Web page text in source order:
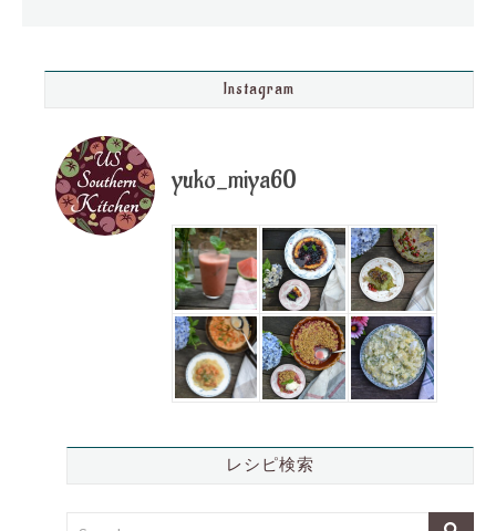
Instagram
yuko_miya60
レシピ検索